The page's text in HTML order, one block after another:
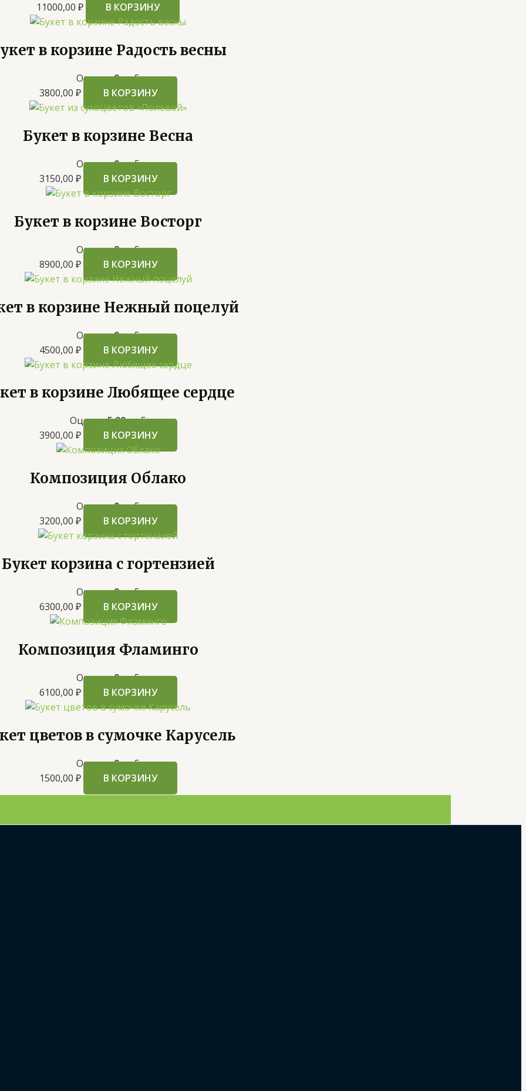
11000,00 ₽ В КОРЗИНУ
в корзине Радость весны
Оценка0из 5
3800,00 ₽ В КОРЗИНУ
Букет в корзине Весна
Оценка0из 5
3150,00 ₽ В КОРЗИНУ
Букет в корзине Восторг
Оценка0из 5
8900,00 ₽ В КОРЗИНУ
в корзине Нежный поцелуй
Оценка0из 5
4500,00 ₽ В КОРЗИНУ
в корзине Любящее сердце
Оценка5.00из 5
3900,00 ₽ В КОРЗИНУ
Композиция Облако
Оценка0из 5
3200,00 ₽ В КОРЗИНУ
Букет корзина с гортензией
Оценка0из 5
6300,00 ₽ В КОРЗИНУ
Композиция Фламинго
Оценка0из 5
6100,00 ₽ В КОРЗИНУ
цветов в сумочке Карусель
Оценка0из 5
1500,00 ₽ В КОРЗИНУ